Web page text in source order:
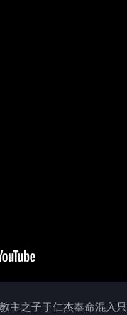
主之子于仁杰奉命混入